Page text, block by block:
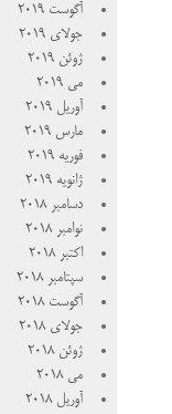
آگوست 2019
جولای 2019
ژوئن 2019
می 2019
آوریل 2019
مارس 2019
فوریه 2019
ژانویه 2019
دسامبر 2018
نوامبر 2018
اکتبر 2018
سپتامبر 2018
آگوست 2018
جولای 2018
ژوئن 2018
می 2018
آوریل 2018